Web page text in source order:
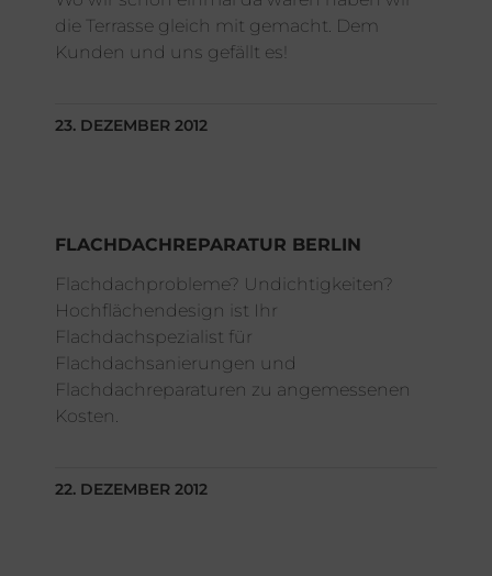
die Terrasse gleich mit gemacht. Dem
Kunden und uns gefällt es!
23. DEZEMBER 2012
FLACHDACHREPARATUR BERLIN
Flachdachprobleme? Undichtigkeiten?
Hochflächendesign ist Ihr
Flachdachspezialist für
Flachdachsanierungen und
Flachdachreparaturen zu angemessenen
Kosten.
22. DEZEMBER 2012